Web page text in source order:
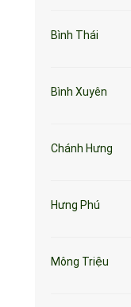
Bình Thái
Bình Xuyên
Chánh Hưng
Hưng Phú
Mông Triệu